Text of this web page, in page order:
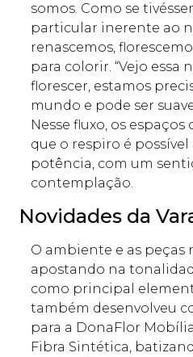
somos. Como se
particular inerente ao
renascemos,
para colorir. “Vejo essa
florescer, estamos
mundo e pode ser
Nesse fluxo, os
que o respiro é
potência, com um
contemplação.
Novidades da
O ambiente e as peças
apostando na
como principal
também desenvolveu
para a DonaFlor
Fibra Sintética,